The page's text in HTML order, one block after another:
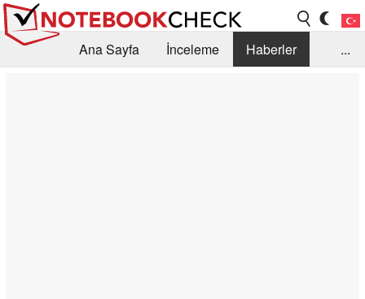
Ana Sayfa İnceleme
Haberler
...